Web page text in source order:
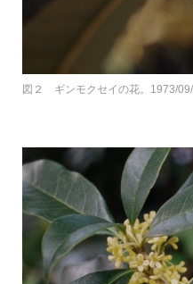
図２ ギンモクセイの花。1973/